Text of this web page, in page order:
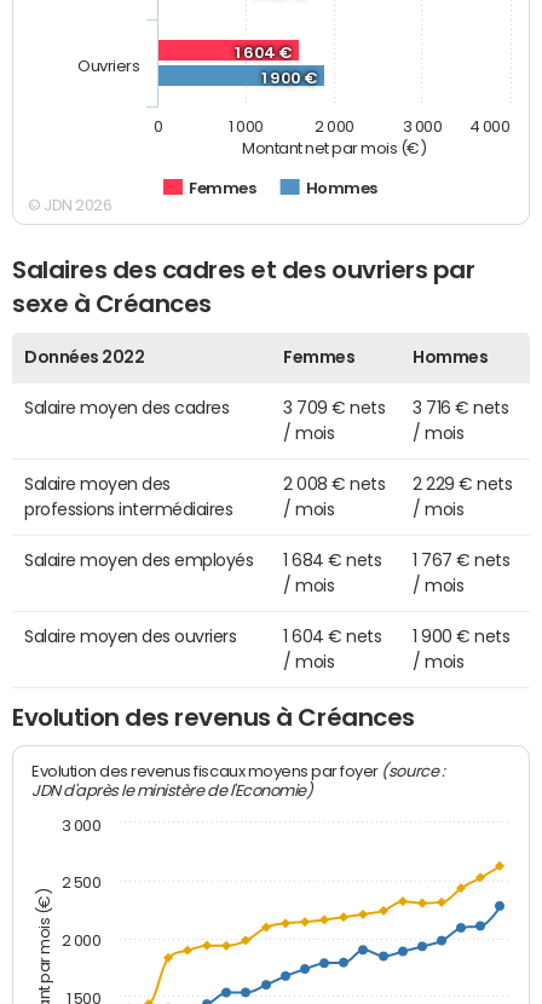
Montant net par mois (€)
1 604 €
1 900 €
Femmes Hommes
Ouvriers
0 1 000 2 000 3 000 4 000
© JDN 2026
Salaires des cadres et des ouvriers par
sexe à Créances
Données 2022 Femmes Hommes
Salaire moyen des cadres
3 709 € nets
/ mois
3 716 € nets
/ mois
Salaire moyen des
professions intermédiaires
2 008 € nets
/ mois
2 229 € nets
/ mois
Salaire moyen des employés
1 684 € nets
/ mois
1 767 € nets
/ mois
Salaire moyen des ouvriers
1 604 € nets
/ mois
1 900 € nets
/ mois
Evolution des revenus à Créances
Montant par mois (€)
Evolution des revenus fiscaux moyens par foyer (source :
JDN d'après le ministère de l'Economie)
1 500
2 000
2 500
3 000